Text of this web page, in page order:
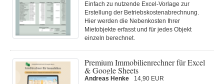
Einfach zu nutzende Excel-Vorlage zur
Erstellung der Betriebskostenabrechnung.
Hier werden die Nebenkosten Ihrer
Mietobjekte erfasst und für jedes Objekt
einzeln berechnet.
Premium Immobilienrechner für Excel
& Google Sheets
Andreas Henke
14,90 EUR